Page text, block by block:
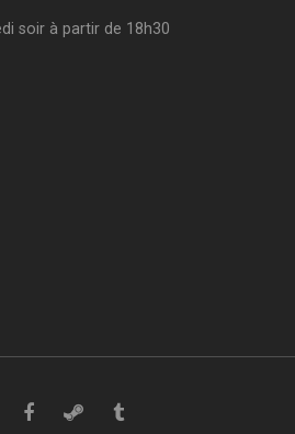
soir à partir de 18h30